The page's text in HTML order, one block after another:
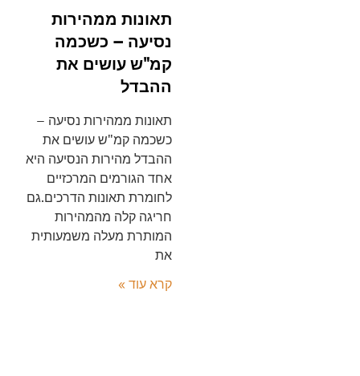
תאונות ממהירות
נסיעה – כשכמה
קמ"ש עושים את
תאונות ממהירות נסיעה –
כשכמה קמ"ש עושים את
ההבדל מהירות הנסיעה היא
אחד הגורמים המרכזיים
לחומרת תאונות הדרכים.גם
חריגה קלה מהמהירות
המותרת מעלה משמעותית